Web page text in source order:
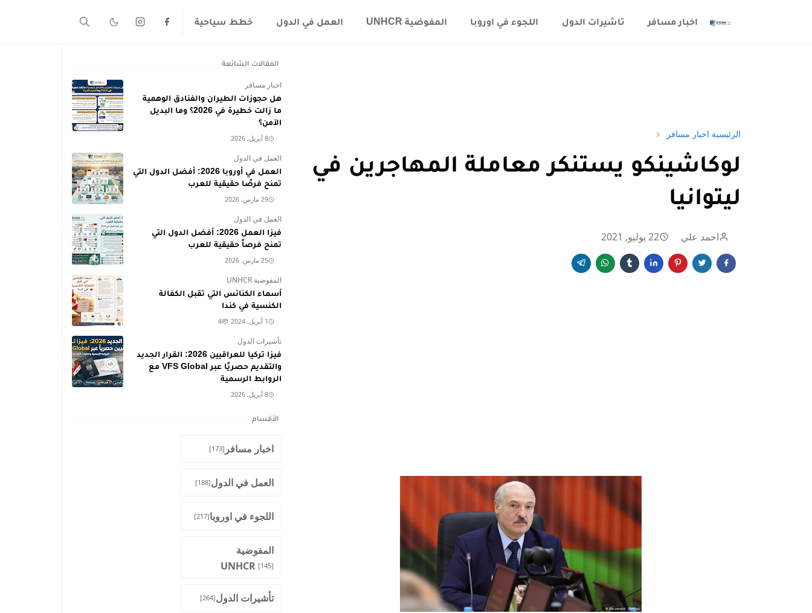
اخبار مسافر تاشيرات الدول اللجوء في اوروبا المفوضية UNHCR العمل في الدول خطط سياحية
الرئيسية اخبار مسافر
لوكاشينكو يستنكر معاملة المهاجرين في
ليتوانيا
احمد علي 22 يوليو, 2021
المقالات الشائعة
اخبار مسافر
هل حجوزات الطيران والفنادق الوهمية
ما زالت خطيرة في 2026؟ وما البديل
الآمن؟
8 أبريل, 2026
العمل في الدول
العمل في أوروبا 2026: أفضل الدول التي
تمنح فرصًا حقيقية للعرب
29 مارس, 2026
العمل في الدول
فيزا العمل 2026: أفضل الدول التي
تمنح فرصاً حقيقية للعرب
25 مارس, 2026
المفوضية UNHCR
أسماء الكنائس التي تقبل الكفالة
الكنسية في كندا
1 أبريل, 2024 4
تأشيرات الدول
فيزا تركيا للعراقيين 2026: القرار الجديد
والتقديم حصريًا عبر VFS Global مع
الروابط الرسمية
8 أبريل, 2026
الأقسام
اخبار مسافر [173]
العمل في الدول[188]
اللجوء في اوروبا[217]
المفوضية
UNHCR [145]
تأشيرات الدول[264]